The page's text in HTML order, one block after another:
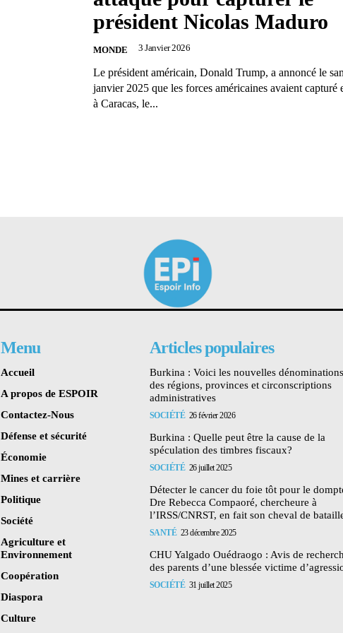
président Nicolas Maduro
MONDE 3 Janvier 2026
Le président américain, Donald Trump, a annoncé le samedi 3
janvier 2025 que les forces américaines avaient capturé
à Caracas, le...
Menu
Accueil
A propos de ESPOIR
Contactez-Nous
Défense et sécurité
Économie
Mines et carrière
Politique
Société
Agriculture et
Environnement
Coopération
Diaspora
Culture
Articles populaires
Burkina : Voici les nouvelles dénominations
des régions, provinces et circonscriptions
administratives
SOCIÉTÉ 26 février 2026
Burkina : Quelle peut être la cause de la
spéculation des timbres fiscaux?
SOCIÉTÉ 26 juillet 2025
Détecter le cancer du foie tôt pour le
Dre Rebecca Compaoré, chercheure à
l’IRSS/CNRST, en fait son cheval de
SANTÉ 23 décembre 2025
CHU Yalgado Ouédraogo : Avis de
des parents d’une blessée victime
SOCIÉTÉ 31 juillet 2025